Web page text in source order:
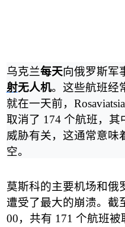
乌克兰每天向俄罗斯军
射无人机。这些航班经
就在一天前， Rosaviatsia
取消了 174 个航班，其
威胁有关，这通常意味
空。
莫斯科的主要机场和俄
遭受了最大的崩溃。截
00，共有 171 个航班被